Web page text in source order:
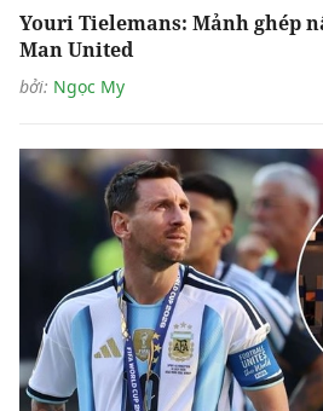
Youri Tielemans: Mảnh ghép
Man United
bởi: Ngọc My